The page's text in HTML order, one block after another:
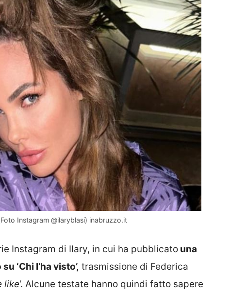
Instagram @ilaryblasi) inabruzzo.it
Instagram di Ilary, in cui ha pubblicato una
‘Chi l’ha visto’, trasmissione di Federica
like‘. Alcune testate hanno quindi fatto sapere